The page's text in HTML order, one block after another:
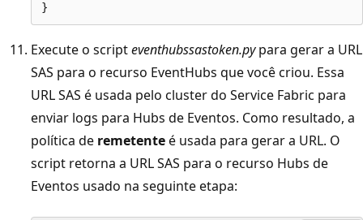
Execute o scripteventhubssastoken.pypara gerar a URL
SAS para o recurso EventHubs que você criou. Essa
URL SAS é usada pelo cluster do Service Fabric para
enviar logs para Hubs de Eventos. Como resultado, a
política de remetenteé usada para gerar a URL. O
script retorna a URL SAS para o recurso Hubs de
Eventos usado na seguinte etapa: